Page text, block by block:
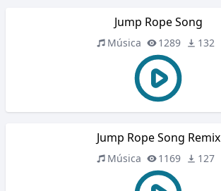
Jump Rope Song
Música 1289 132
Jump Rope Song Remix
Música 1169 127